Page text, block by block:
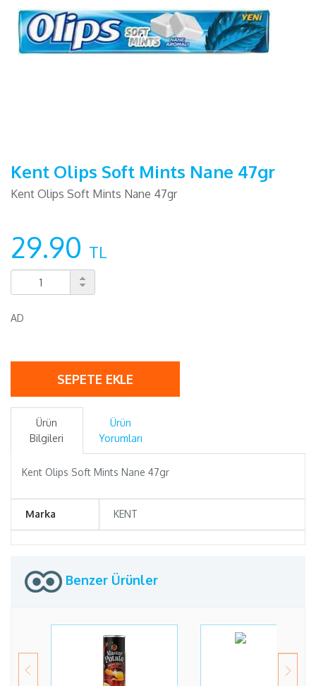
Kent Olips Soft Mints Nane 47gr
Kent Olips Soft Mints Nane 47gr
29.90 TL
AD
SEPETE EKLE
Ürün
Bilgileri
Ürün
Yorumları
Kent Olips Soft Mints Nane 47gr
Marka KENT
Benzer Ürünler